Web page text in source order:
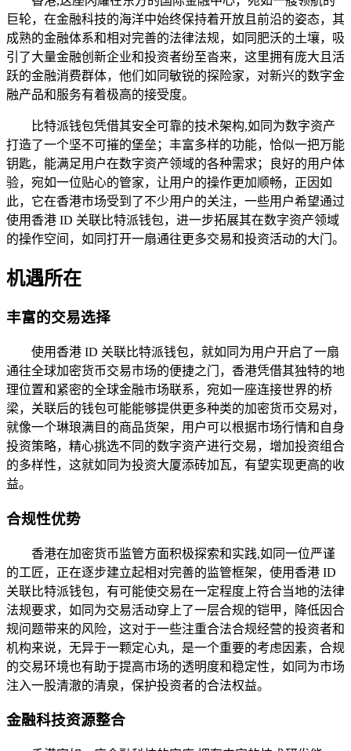
巨轮，在金融科技的海洋中始终保持着开放且前沿的姿态，其
成熟的金融体系和相对完善的法律法规，如同肥沃的土壤，吸
引了大量金融创新企业和投资者纷至沓来，这里拥有庞大且活
跃的金融消费群体，他们如同敏锐的探险家，对新兴的数字金
融产品和服务有着极高的接受度。
比特派钱包凭借其安全可靠的技术架构,如同为数字资产
打造了一个坚不可摧的堡垒；丰富多样的功能，恰似一把万能
钥匙，能满足用户在数字资产领域的各种需求；良好的用户体
验，宛如一位贴心的管家，让用户的操作更加顺畅，正因如
此，它在香港市场受到了不少用户的关注，一些用户希望通过
使用香港 ID 关联比特派钱包，进一步拓展其在数字资产领域
的操作空间，如同打开一扇通往更多交易和投资活动的大门。
机遇所在
丰富的交易选择
使用香港 ID 关联比特派钱包，就如同为用户开启了一扇
通往全球加密货币交易市场的便捷之门，香港凭借其独特的地
理位置和紧密的全球金融市场联系，宛如一座连接世界的桥
梁，关联后的钱包可能能够提供更多种类的加密货币交易对，
就像一个琳琅满目的商品货架，用户可以根据市场行情和自身
投资策略，精心挑选不同的数字资产进行交易，增加投资组合
的多样性，这就如同为投资大厦添砖加瓦，有望实现更高的收
益。
合规性优势
香港在加密货币监管方面积极探索和实践,如同一位严谨
的工匠，正在逐步建立起相对完善的监管框架，使用香港 ID
关联比特派钱包，有可能使交易在一定程度上符合当地的法律
法规要求，如同为交易活动穿上了一层合规的铠甲，降低因合
规问题带来的风险，这对于一些注重合法合规经营的投资者和
机构来说，无异于一颗定心丸，是一个重要的考虑因素，合规
的交易环境也有助于提高市场的透明度和稳定性，如同为市场
注入一股清澈的清泉，保护投资者的合法权益。
金融科技资源整合